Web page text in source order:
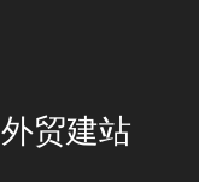
外贸建站